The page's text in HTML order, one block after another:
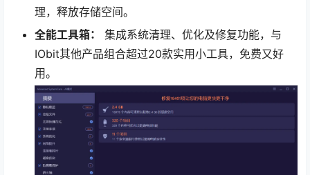
理，释放存储空间。
全能工具箱：
集成系统清理、优化及修复功能，与
IObit其他产品组合超过20款实用小工具，免费又好
用。